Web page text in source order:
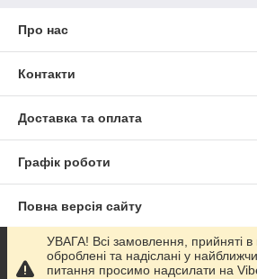
Про нас
Контакти
Доставка та оплата
Графік роботи
Повна версія сайту
Сайт створено на маркетплейсі
УВАГА! Всі замовлення, прийняті
оброблені та надіслані у
питання просимо надсилати на